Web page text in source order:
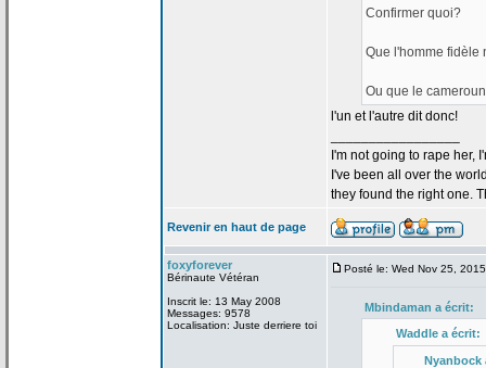
Confirmer quoi?
Que l'homme fidèle
Ou que le
l'un et l'autre dit donc!
I'm not going to rape her,
I've been all over the
they found the right one.
Revenir en haut de page
foxyforever
Bérinaute Vétéran
Inscrit le: 13 May 2008
Messages: 9578
Localisation: Juste derriere toi
Posté le: Wed Nov 25,
Mbindaman a écrit:
Waddle aécrit:
Nyanbock